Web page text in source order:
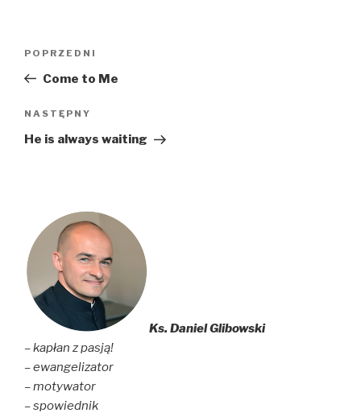
Poprzedni
wpis
POPRZEDNI
Come to Me
Następny
wpis
NASTĘPNY
He is always waiting
Ks. Daniel Glibowski
– kapłan z pasją!
– ewangelizator
– motywator
– spowiednik